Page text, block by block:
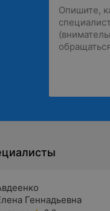
Геннадьевна